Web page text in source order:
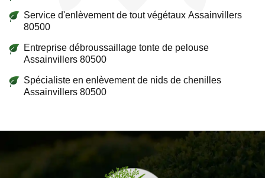
Service d'enlèvement de tout végétaux Assainvillers
80500
Entreprise débroussaillage tonte de pelouse
Assainvillers 80500
Spécialiste en enlèvement de nids de chenilles
Assainvillers 80500